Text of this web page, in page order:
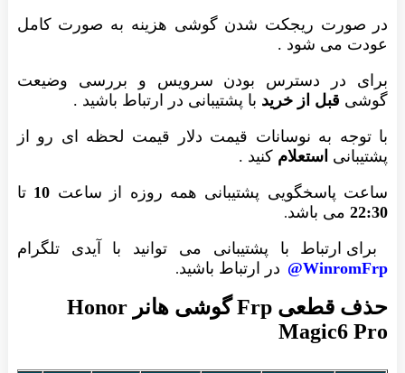
در صورت ریجکت شدن گوشی هزینه به صورت کامل
عودت می شود .
برای در دسترس بودن سرویس و بررسی وضیعت
گوشی قبل از خرید با پشتیبانی در ارتباط باشید .
با توجه به نوسانات قیمت دلار قیمت لحظه ای رو از
پشتیبانی استعلام کنید .
ساعت پاسخگویی پشتیبانی همه روزه از ساعت 10 تا
22:30می باشد.
برای ارتباط با پشتیبانی می توانید با آیدی تلگرام
WinromFrp@
در ارتباط باشید.
حذف قطعی Frp گوشی هانر Honor
Magic6 Pro